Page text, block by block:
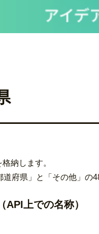
納します。
府県」と「その他」の
API上での名称）